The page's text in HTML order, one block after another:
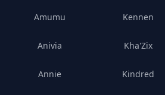
Amumu
Anivia
Annie
Kennen
Kha'Zix
Kindred